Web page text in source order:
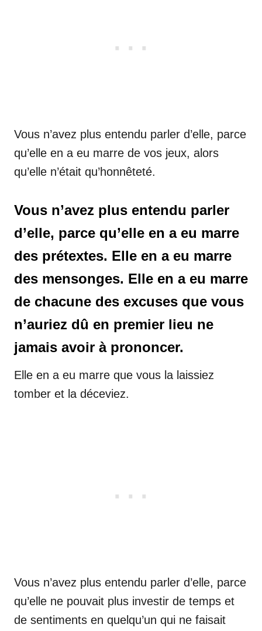
Vous n’avez plus entendu parler d’elle, parce
qu’elle en a eu marre de vos jeux, alors
qu’elle n’était qu’honnêteté.
Vous n’avez plus entendu parler
d’elle, parce qu’elle en a eu marre
des prétextes. Elle en a eu marre
des mensonges. Elle en a eu marre
de chacune des excuses que vous
n’auriez dû en premier lieu ne
jamais avoir à prononcer.
Elle en a eu marre que vous la laissiez
tomber et la déceviez.
Vous n’avez plus entendu parler d’elle, parce
qu’elle ne pouvait plus investir de temps et
de sentiments en quelqu’un qui ne faisait